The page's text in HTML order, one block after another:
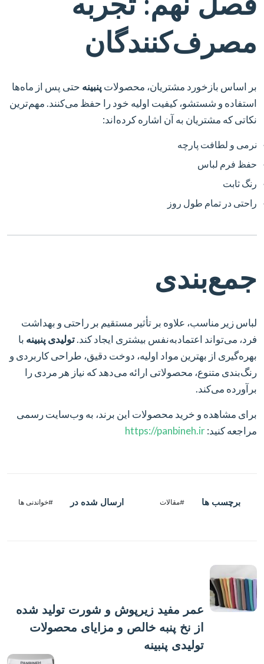
مصرف‌کنندگان
بر اساس بازخورد مشتریان، محصولات پنبینه حتی پس از ماه‌ها
استفاده و شستشو، کیفیت اولیه خود را حفظ می‌کنند. مهم‌ترین
نکاتی که مشتریان به آن اشاره کرده‌اند:
نرمی و لطافت پارچه
حفظ فرم لباس
رنگ ثابت
راحتی در تمام طول روز
جمع‌بندی
لباس زیر مناسب، علاوه بر تأثیر مستقیم بر راحتی و بهداشت
فرد، می‌تواند اعتمادبه‌نفس بیشتری ایجاد کند.تولیدی پنبینه با
بهره‌گیری از بهترین مواد اولیه، دوخت دقیق، طراحی کاربردی و
رنگ‌بندی متنوع، محصولاتی ارائه می‌دهد که نیاز هر مردی را
برآورده می‌کند.
برای مشاهده و خرید محصولات این برند، به وب‌سایت رسمی
مراجعه کنید:https://panbineh.ir
برچسب ها #مقالات ارسال شده در #خواندنی ها
عمر مفید زیرپوش و شورت تولید شده
از نخ پنبه خالص و مزایای محصولات
تولیدی پنبینه